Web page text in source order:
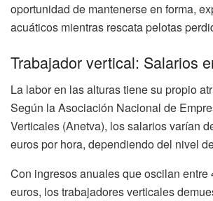
oportunidad de mantenerse en forma,
acuáticos mientras rescata pelotas
Trabajador vertical: Salarios
La labor en las alturas tiene su propio
Según la Asociación Nacional de
Verticales (Anetva), los salarios varían
euros por hora, dependiendo del nivel
Con ingresos anuales que oscilan entre
euros, los trabajadores verticales